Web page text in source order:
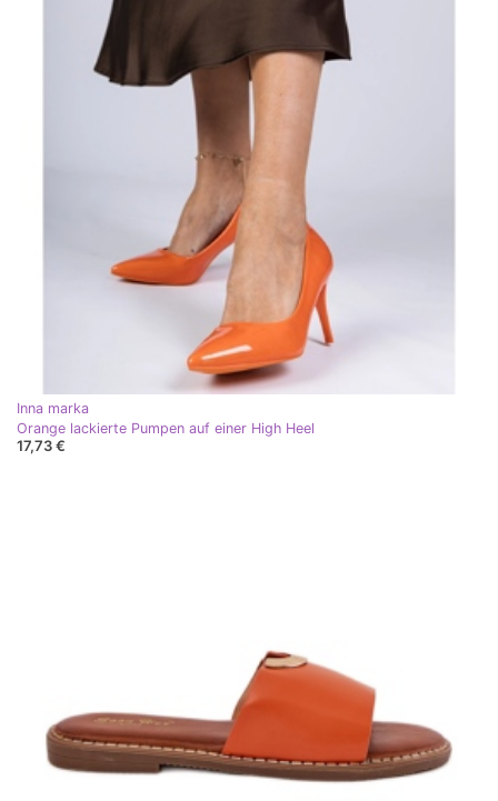
Inna marka
Orange lackierte Pumpen auf einer High Heel
17,73 €